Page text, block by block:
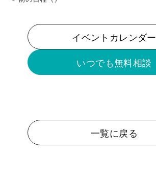
イベントカレンダー
いつでも無料相談
一覧に戻る